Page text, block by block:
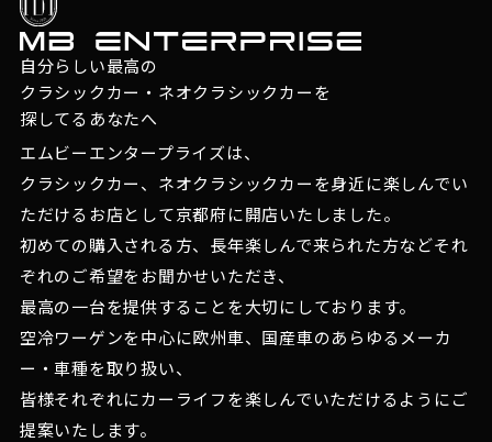
自分らしい最高の
クラシックカー・ネオクラシックカーを
探してるあなたへ
エムビーエンタープライズは、
クラシックカー、ネオクラシックカーを身近に楽しんでい
ただけるお店として京都府に開店いたしました。
初めての購入される方、長年楽しんで来られた方などそれ
ぞれのご希望をお聞かせいただき、
最高の一台を提供することを大切にしております。
空冷ワーゲンを中心に欧州車、国産車のあらゆるメーカ
ー・車種を取り扱い、
皆様それぞれにカーライフを楽しんでいただけるようにご
提案いたします。